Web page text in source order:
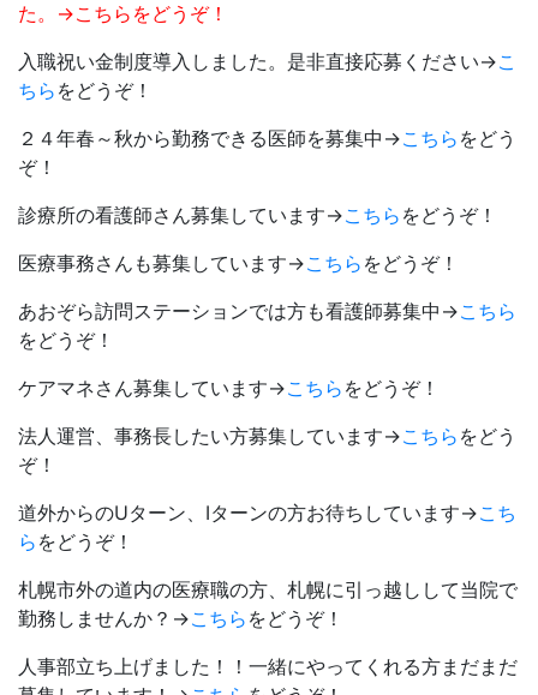
た。→こちら をどうぞ！
入職祝い金制度導入しました。是非直接応募ください→こ
ちら をどうぞ！
２４年春～秋から勤務できる医師を募集中→こちら をどう
ぞ！
診療所の看護師さん募集しています→こちら をどうぞ！
医療事務さんも募集しています→こちら をどうぞ！
あおぞら訪問ステーションでは方も看護師募集中→こちら
をどうぞ！
ケアマネさん募集しています→こちら をどうぞ！
法人運営、事務長したい方募集しています→こちら をどう
ぞ！
道外からのUターン、Iターンの方お待ちしています→こち
ら をどうぞ！
札幌市外の道内の医療職の方、札幌に引っ越しして当院で
勤務しませんか？→こちら をどうぞ！
人事部立ち上げました！！一緒にやってくれる方まだまだ